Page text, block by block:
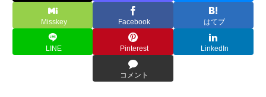
Misskey Facebook はてブ
LINE Pinterest LinkedIn
コメント